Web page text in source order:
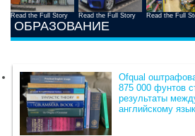
Read the Full Story Read the Full Story Read the Full
ОБРАЗОВАНИЕ
Ofqual
875 000 фунтов
результаты
английскому